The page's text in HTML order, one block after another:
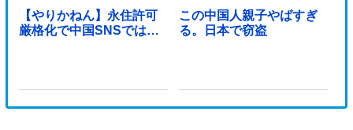
【やりかねん】永住許可
厳格化で中国SNSでは…
この中国人親子やばすぎ
る。日本で窃盗